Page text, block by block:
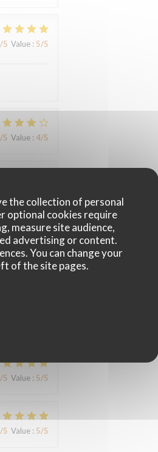
the collection of personal
optional cookies require
measure site audience,
advertising or content.
You can change your
of the site pages.
/5 Value: 5/5
/5 Value: 4/5
/5 Value: 5/5
/5 Value: 5/5